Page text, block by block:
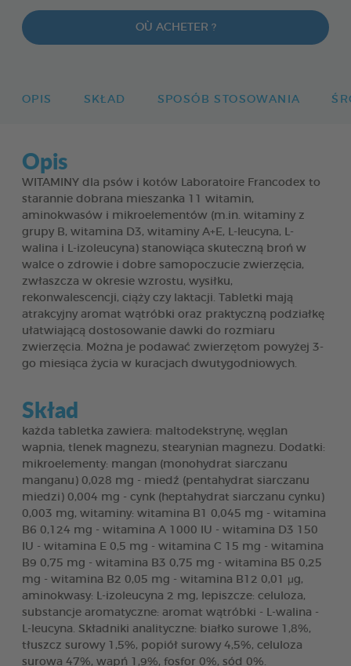
OÙ ACHETER ?
OPIS SKŁAD SPOSÓB STOSOWANIA
Opis
WITAMINY dla psów i kotów Laboratoire Francodex to
starannie dobrana mieszanka 11 witamin,
aminokwasów i mikroelementów (m.in. witaminy z
grupy B, witamina D3, witaminy A+E, L-leucyna, L-
walina i L-izoleucyna) stanowiąca skuteczną broń w
walce o zdrowie i dobre samopoczucie zwierzęcia,
zwłaszcza w okresie wzrostu, wysiłku,
rekonwalescencji, ciąży czy laktacji. Tabletki mają
atrakcyjny aromat wątróbki oraz praktyczną podziałkę
ułatwiającą dostosowanie dawki do rozmiaru
zwierzęcia. Można je podawać zwierzętom powyżej 3-
go miesiąca życia w kuracjach dwutygodniowych.
Skład
każda tabletka zawiera: maltodekstrynę, węglan
wapnia, tlenek magnezu, stearynian magnezu. Dodatki:
mikroelementy: mangan (monohydrat siarczanu
manganu) 0,028 mg - miedź (pentahydrat siarczanu
miedzi) 0,004 mg - cynk (heptahydrat siarczanu cynku)
0,003 mg, witaminy: witamina B1 0,045 mg - witamina
B6 0,124 mg - witamina A 1000 IU - witamina D3 150
IU - witamina E 0,5 mg - witamina C 15 mg - witamina
B9 0,75 mg - witamina B3 0,75 mg - witamina B5 0,25
mg - witamina B2 0,05 mg - witamina B12 0,01 μg,
aminokwasy: L-izoleucyna 2 mg, lepiszcze: celuloza,
substancje aromatyczne: aromat wątróbki - L-walina -
L-leucyna. Składniki analityczne: białko surowe 1,8%,
tłuszcz surowy 1,5%, popiół surowy 4,5%, celuloza
surowa 47%, wapń 1,9%, fosfor 0%, sód 0%.